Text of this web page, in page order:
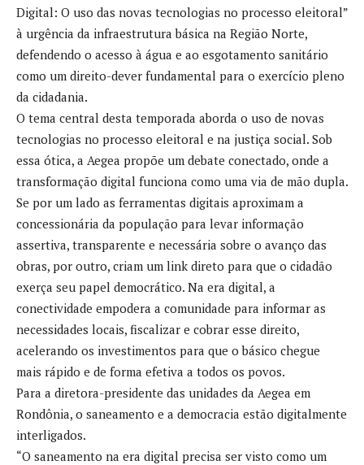
Digital: O uso das novas tecnologias no processo eleitoral”
à urgência da infraestrutura básica na Região Norte,
defendendo o acesso à água e ao esgotamento sanitário
como um direito-dever fundamental para o exercício pleno
da cidadania.
O tema central desta temporada aborda o uso de novas
tecnologias no processo eleitoral e na justiça social. Sob
essa ótica, a Aegea propõe um debate conectado, onde a
transformação digital funciona como uma via de mão dupla.
Se por um lado as ferramentas digitais aproximam a
concessionária da população para levar informação
assertiva, transparente e necessária sobre o avanço das
obras, por outro, criam um link direto para que o cidadão
exerça seu papel democrático. Na era digital, a
conectividade empodera a comunidade para informar as
necessidades locais, fiscalizar e cobrar esse direito,
acelerando os investimentos para que o básico chegue
mais rápido e de forma efetiva a todos os povos.
Para a diretora-presidente das unidades da Aegea em
Rondônia, o saneamento e a democracia estão digitalmente
interligados.
“O saneamento na era digital precisa ser visto como um